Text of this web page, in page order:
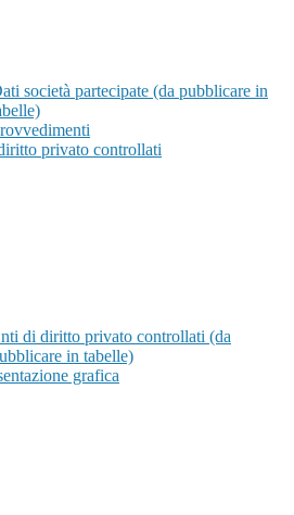
società partecipate (da pubblicare in
privato controllati
di diritto privato controllati (da
in tabelle)
grafica